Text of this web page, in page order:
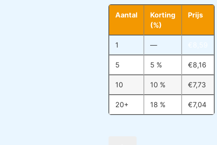
Aantal
Korting
(%)
Prijs
1 —
5 5 % €8,16
10 10 % €7,73
20+ 18 % €7,04